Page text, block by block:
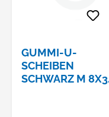
GUMMI-U-
SCHEIBEN
SCHWARZ M 8X3